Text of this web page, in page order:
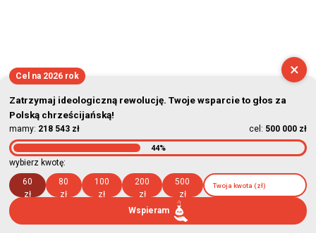
×
Cel na 2026 rok
Zatrzymaj ideologiczną rewolucję. Twoje wsparcie to głos za
Polską chrześcijańską!
mamy: 218 543 zł cel: 500 000 zł
44%
wybierz kwotę:
60
zł
80
zł
100
zł
200
zł
500
zł
Wspieram